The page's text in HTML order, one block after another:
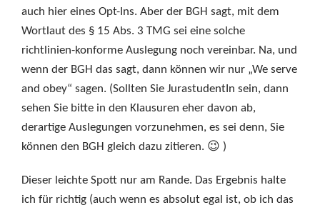
auch hier eines Opt-Ins. Aber der BGH sagt, mit dem
Wortlaut des § 15 Abs. 3 TMG sei eine solche
richtlinien-konforme Auslegung noch vereinbar. Na, und
wenn der BGH das sagt, dann können wir nur „We serve
and obey“ sagen. (Sollten Sie JurastudentIn sein, dann
sehen Sie bitte in den Klausuren eher davon ab,
derartige Auslegungen vorzunehmen, es sei denn, Sie
können den BGH gleich dazu zitieren. 😉 )
Dieser leichte Spott nur am Rande. Das Ergebnis halte
ich für richtig (auch wenn es absolut egal ist, ob ich das